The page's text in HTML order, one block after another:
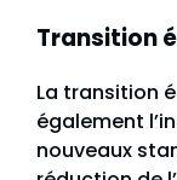
Transition
La transition
également
nouveaux